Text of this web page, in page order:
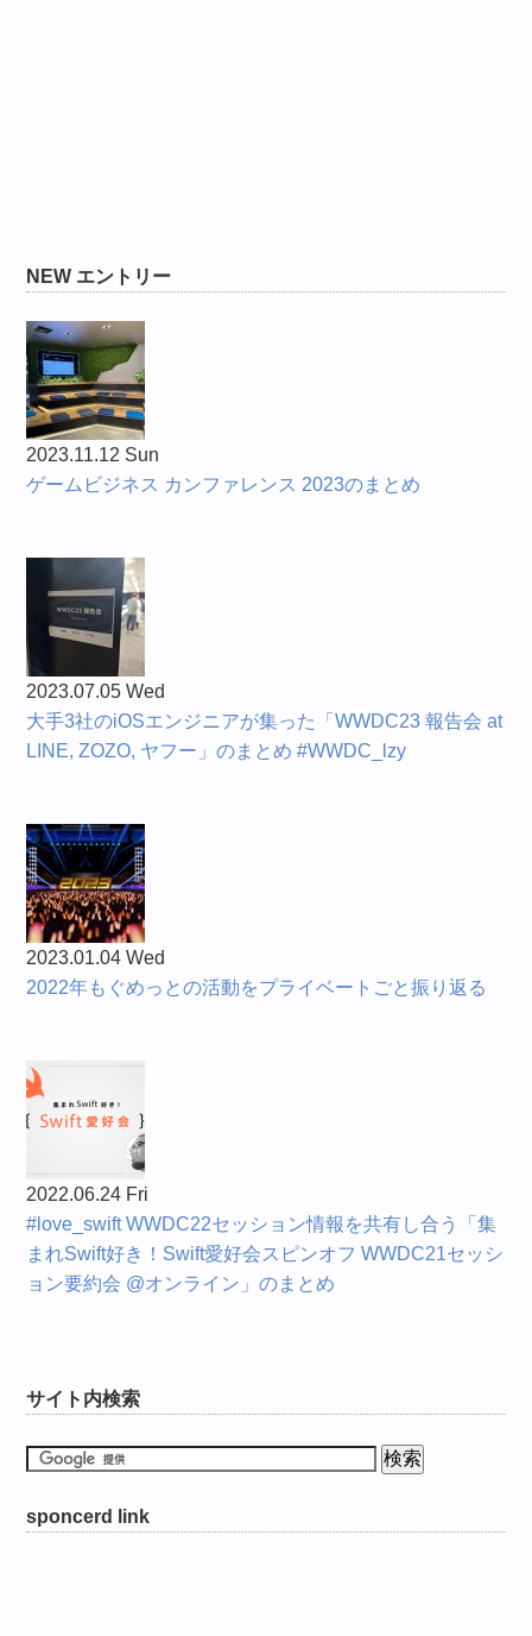
NEW エントリー
2023.11.12 Sun
ゲームビジネス カンファレンス 2023のまとめ
2023.07.05 Wed
大手3社のiOSエンジニアが集った「WWDC23 報告会 at
LINE, ZOZO, ヤフー」のまとめ #WWDC_lzy
2023.01.04 Wed
2022年もぐめっとの活動をプライベートごと振り返る
2022.06.24 Fri
#love_swift WWDC22セッション情報を共有し合う「集
まれSwift好き！Swift愛好会スピンオフ WWDC21セッシ
ョン要約会 @オンライン」のまとめ
サイト内検索
sponcerd link